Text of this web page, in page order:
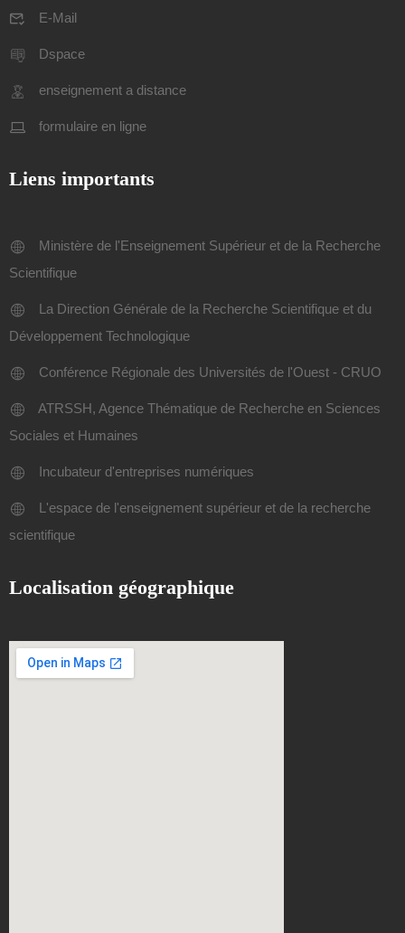
E-Mail
Dspace
enseignement a distance
formulaire en ligne
Liens importants
Ministère de l'Enseignement Supérieur et de la Recherche
Scientifique
La Direction Générale de la Recherche Scientifique et du
Développement Technologique
Conférence Régionale des Universités de l'Ouest - CRUO
ATRSSH, Agence Thématique de Recherche en Sciences
Sociales et Humaines
Incubateur d'entreprises numériques
L'espace de l'enseignement supérieur et de la recherche
scientifique
Localisation géographique